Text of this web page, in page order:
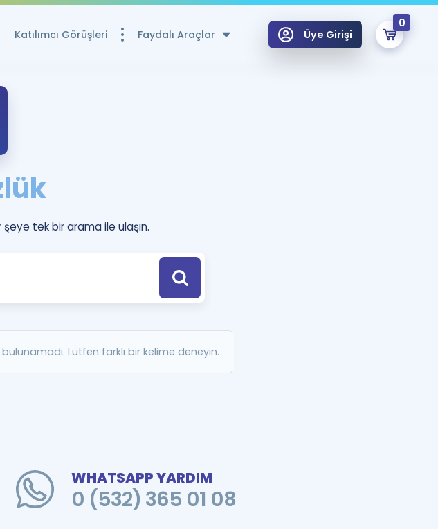
Katılımcı Görüşleri Faydalı Araçlar
Puan Hesaplama
Rehberlik Aracı
Tüm ÖSYM Sınavları Tek Takvimde
Kampanyalar
Eğitim ve Kitaplara Özel Fırsatlar
Blog
Üye Girişi
0
tek bir arama ile ulaşın.
Lütfen farklı bir kelime deneyin.
WHATSAPP YARDIM
0 (532) 365 01 08